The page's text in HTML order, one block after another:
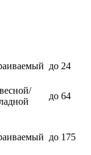
до 24
до 64
до 175